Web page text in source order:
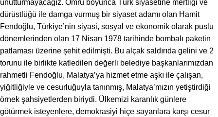
unutturmayacağız. Ömrü boyunca Türk siyasetine mertliği ve
dürüstlüğü ile damga vurmuş bir siyaset adamı olan Hamit
Fendoğlu, Türkiye’nin siyasi, sosyal ve ekonomik olarak puslu
dönemlerinden olan 17 Nisan 1978 tarihinde bombalı paketin
patlaması üzerine şehit edilmişti. Bu alçak saldırıda gelini ve 2
torunu ile birlikte katledilen değerli belediye başkanlarımızdan
rahmetli Fendoğlu, Malatya’ya hizmet etme aşkı ile çalışan,
yiğitliğiyle ve cesurluğuyla tanınmış, Malatya’mızın yetiştirdiği
örnek şahsiyetlerden biriydi. Ülkemizi karanlık günlere
götürmek isteyenlere, demokrasiyi hiçe sayanlara karşı cesur